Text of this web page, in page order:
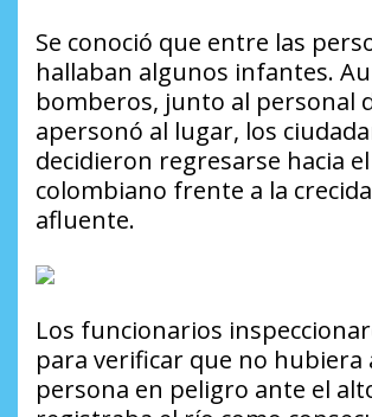
Se conoció que entre las
hallaban algunos infantes.
bomberos, junto al personal
apersonó al lugar, los
decidieron regresarse hacia
colombiano frente a la
afluente.
Los funcionarios
para verificar que no hubiera
persona en peligro ante el